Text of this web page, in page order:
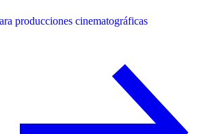
producciones cinematográficas